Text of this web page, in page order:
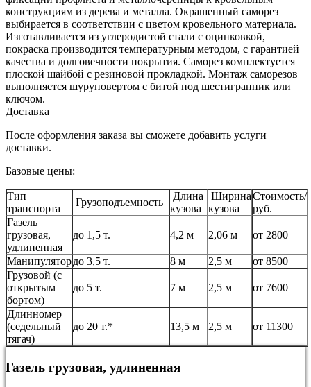
конструкциям из дерева и металла. Окрашенный саморез
выбирается в соответствии с цветом кровельного материала.
Изготавливается из углеродистой стали с оцинковкой,
покраска производится температурным методом, с гарантией
качества и долговечности покрытия. Саморез комплектуется
плоской шайбой с резиновой прокладкой. Монтаж саморезов
выполняется шуруповертом с битой под шестигранник или
ключом.
Доставка
После оформления заказа вы сможете добавить услуги
доставки.
Базовые цены:
Тип
транспорта
Грузоподъемность
Длина
кузова
Ширина
кузова
Стоимость/
руб.
Газель
грузовая,
удлиненная
до 1,5 т. 4,2 м 2,06 м от 2800
Манипулятордо 3,5 т. 8 м 2,5 м
от 8500
Грузовой (с
открытым
бортом)
до 5 т. 7 м 2,5 м от 7600
Длинномер
(седельный
тягач)
до 20 т.* 13,5 м 2,5 м от 11300
Газель грузовая, удлиненная